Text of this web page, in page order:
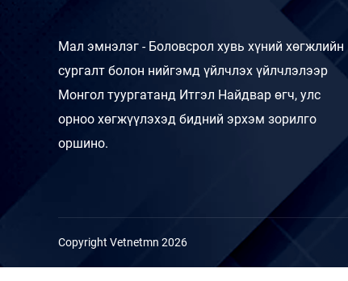
Мал эмнэлэг - Боловсрол хувь хүний хөгжлийн
сургалт болон нийгэмд үйлчлэх үйлчлэлээр
Монгол туургатанд Итгэл Найдвар өгч, улс
орноо хөгжүүлэхэд бидний эрхэм зорилго
оршино.
Copyright Vetnetmn 2026